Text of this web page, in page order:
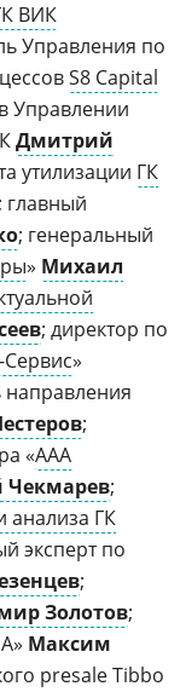
ВИК
Управления по
S8 Capital
в Управлении
Дмитрий
утилизации ГК
; главный
; генеральный
» Михаил
; директор по
»
направления
;
«ААА
Чекмарев;
анализа ГК
эксперт по
;
Золотов;
Максим
presale Tibbo